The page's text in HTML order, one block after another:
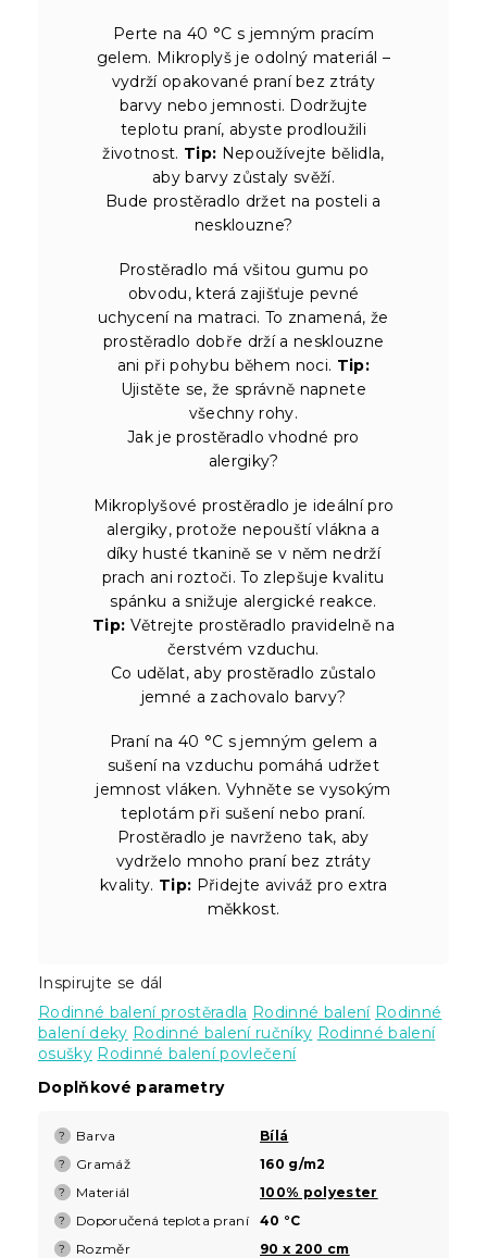
Perte na 40 °C s jemným pracím
gelem. Mikroplyš je odolný materiál –
vydrží opakované praní bez ztráty
barvy nebo jemnosti. Dodržujte
teplotu praní, abyste prodloužili
životnost. Tip: Nepoužívejte bělidla,
aby barvy zůstaly svěží.
Bude prostěradlo držet na posteli a
nesklouzne?
Prostěradlo má všitou gumu po
obvodu, která zajišťuje pevné
uchycení na matraci. To znamená, že
prostěradlo dobře drží a nesklouzne
ani při pohybu během noci. Tip:
Ujistěte se, že správně napnete
všechny rohy.
Jak je prostěradlo vhodné pro
alergiky?
Mikroplyšové prostěradlo je ideální pro
alergiky, protože nepouští vlákna a
díky husté tkanině se v něm nedrží
prach ani roztoči. To zlepšuje kvalitu
spánku a snižuje alergické reakce.
Tip: Větrejte prostěradlo pravidelně na
čerstvém vzduchu.
Co udělat, aby prostěradlo zůstalo
jemné a zachovalo barvy?
Praní na 40 °C s jemným gelem a
sušení na vzduchu pomáhá udržet
jemnost vláken. Vyhněte se vysokým
teplotám při sušení nebo praní.
Prostěradlo je navrženo tak, aby
vydrželo mnoho praní bez ztráty
kvality. Tip: Přidejte aviváž pro extra
měkkost.
Inspirujte se dál
Rodinné balení prostěradla Rodinné balení Rodinné
balení deky Rodinné balení ručníky Rodinné balení
osušky Rodinné balení povlečení
Doplňkové parametry
? Barva Bílá
? Gramáž 160 g/m2
? Materiál 100% polyester
? Doporučená teplota praní 40 °C
? Rozměr
90 x 200 cm